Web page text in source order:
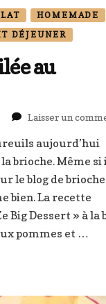
HOMEMADE
DÉJEUNER
au
Laisser un
aujourd’hui
brioche. Même si
le blog de brioche
bien. La recette
Big Dessert » à la
pommes et …